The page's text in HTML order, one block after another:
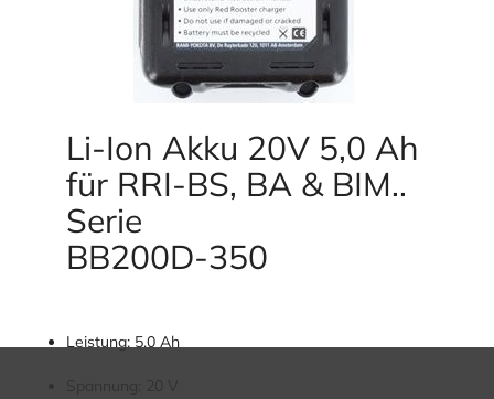
Li-Ion Akku 20V 5,0 Ah
für RRI-BS, BA & BIM..
Serie
BB200D-350
Leistung: 5.0 Ah